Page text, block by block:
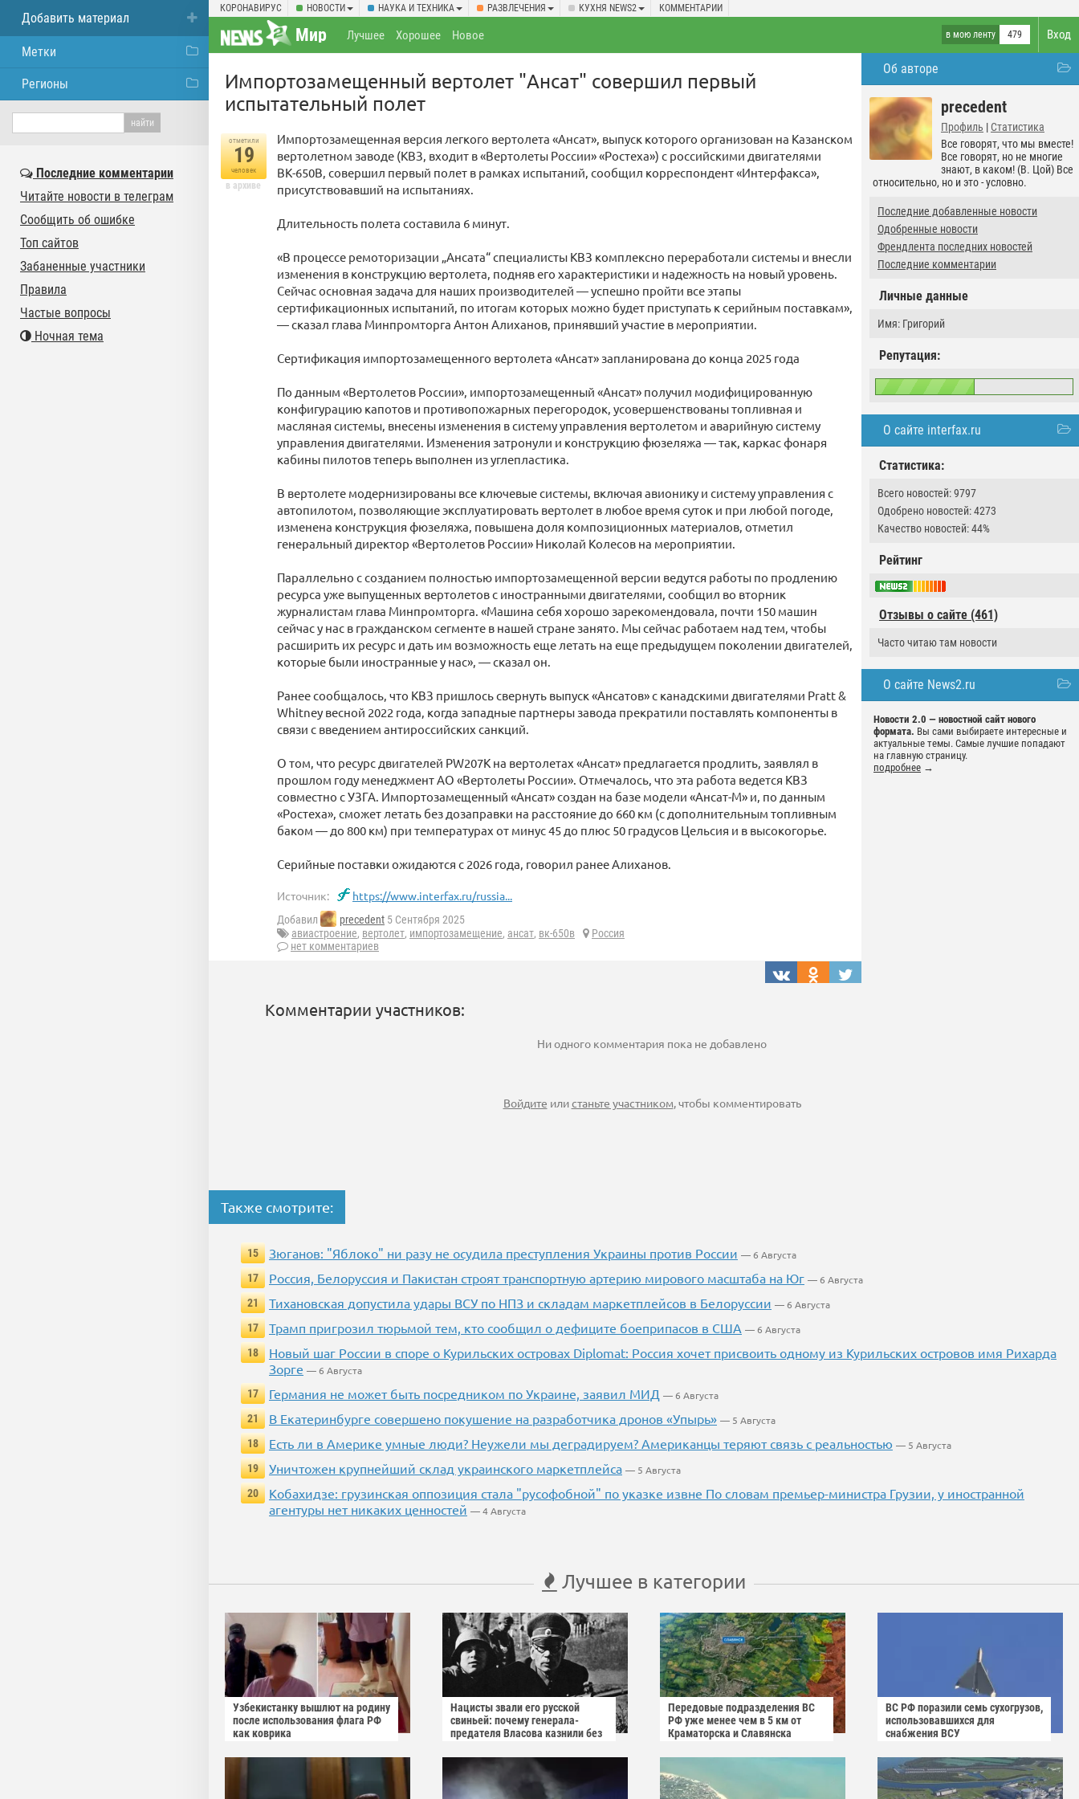
КОРОНАВИРУС НОВОСТИ НАУКА И ТЕХНИКА РАЗВЛЕЧЕНИЯ КУХНЯ NEWS2 КОММЕНТАРИИ
Вход
Мир в мою ленту 479
Лучшее Хорошее Новое
Об авторе
precedent
Профиль | Статистика
Все говорят, что мы вместе!
Все говорят, но не многие
знают, в каком! (В. Цой) Все
относительно, но и это - условно.
Последние добавленные новости
Одобренные новости
Френдлента последних новостей
Последние комментарии
Личные данные
Имя: Григорий
Репутация:
О сайте interfax.ru
Статистика:
Всего новостей: 9797
Одобрено новостей: 4273
Качество новостей: 44%
Рейтинг
Отзывы о сайте (461)
Часто читаю там новости
О сайте News2.ru
Новости 2.0 — новостной сайт нового
формата. Вы сами выбираете интересные и
актуальные темы. Самые лучшие попадают
на главную страницу.
подробнее →
Импортозамещенный вертолет "Ансат" совершил первый
испытательный полет
отметили
19
человек
в архиве
Импортозамещенная версия легкого вертолета «Ансат», выпуск которого организован на Казанском
вертолетном заводе (КВЗ, входит в «Вертолеты России» «Ростеха») с российскими двигателями
ВК-650В, совершил первый полет в рамках испытаний, сообщил корреспондент «Интерфакса»,
присутствовавший на испытаниях.
Длительность полета составила 6 минут.
«В процессе ремоторизации „Ансата“ специалисты КВЗ комплексно переработали системы и внесли
изменения в конструкцию вертолета, подняв его характеристики и надежность на новый уровень.
Сейчас основная задача для наших производителей — успешно пройти все этапы
сертификационных испытаний, по итогам которых можно будет приступать к серийным поставкам»,
— сказал глава Минпромторга Антон Алиханов, принявший участие в мероприятии.
Сертификация импортозамещенного вертолета «Ансат» запланирована до конца 2025 года
По данным «Вертолетов России», импортозамещенный «Ансат» получил модифицированную
конфигурацию капотов и противопожарных перегородок, усовершенствованы топливная и
масляная системы, внесены изменения в систему управления вертолетом и аварийную систему
управления двигателями. Изменения затронули и конструкцию фюзеляжа — так, каркас фонаря
кабины пилотов теперь выполнен из углепластика.
В вертолете модернизированы все ключевые системы, включая авионику и систему управления с
автопилотом, позволяющие эксплуатировать вертолет в любое время суток и при любой погоде,
изменена конструкция фюзеляжа, повышена доля композиционных материалов, отметил
генеральный директор «Вертолетов России» Николай Колесов на мероприятии.
Параллельно с созданием полностью импортозамещенной версии ведутся работы по продлению
ресурса уже выпущенных вертолетов с иностранными двигателями, сообщил во вторник
журналистам глава Минпромторга. «Машина себя хорошо зарекомендовала, почти 150 машин
сейчас у нас в гражданском сегменте в нашей стране занято. Мы сейчас работаем над тем, чтобы
расширить их ресурс и дать им возможность еще летать на еще предыдущем поколении двигателей,
которые были иностранные у нас», — сказал он.
Ранее сообщалось, что КВЗ пришлось свернуть выпуск «Ансатов» с канадскими двигателями Pratt &
Whitney весной 2022 года, когда западные партнеры завода прекратили поставлять компоненты в
связи с введением антироссийских санкций.
О том, что ресурс двигателей PW207К на вертолетах «Ансат» предлагается продлить, заявлял в
прошлом году менеджмент АО «Вертолеты России». Отмечалось, что эта работа ведется КВЗ
совместно с УЗГА. Импортозамещенный «Ансат» создан на базе модели «Ансат-М» и, по данным
«Ростеха», сможет летать без дозаправки на расстояние до 660 км (с дополнительным топливным
баком — до 800 км) при температурах от минус 45 до плюс 50 градусов Цельсия и в высокогорье.
Серийные поставки ожидаются с 2026 года, говорил ранее Алиханов.
Источник: https://www.interfax.ru/russia...
Добавил precedent 5 Сентября 2025
авиастроение, вертолет, импортозамещение, ансат, вк-650в
Россия
нет комментариев
Комментарии участников:
Ни одного комментария пока не добавлено
Войдите илистаньте участником, чтобы комментировать
Также смотрите:
15 Зюганов: "Яблоко" ни разу не осудила преступления Украины против России — 6 Августа
17
Россия, Белоруссия и Пакистан строят транспортную артерию мирового масштаба на Юг — 6 Августа
21
Тихановская допустила удары ВСУ по НПЗ и складам маркетплейсов в Белоруссии — 6 Августа
17
Трамп пригрозил тюрьмой тем, кто сообщил о дефиците боеприпасов в США — 6 Августа
18
Новый шаг России в споре о Курильских островах Diplomat: Россия хочет присвоить одному из Курильских островов имя Рихарда
Зорге — 6 Августа
17
Германия не может быть посредником по Украине, заявил МИД — 6 Августа
21
В Екатеринбурге совершено покушение на разработчика дронов «Упырь» — 5 Августа
18
Есть ли в Америке умные люди? Неужели мы деградируем? Американцы теряют связь с реальностью — 5 Августа
19
Уничтожен крупнейший склад украинского маркетплейса — 5 Августа
20
Кобахидзе: грузинская оппозиция стала "русофобной" по указке извне По словам премьер-министра Грузии, у иностранной
агентуры нет никаких ценностей — 4 Августа
Лучшее в категории
Узбекистанку вышлют на родину
после использования флага РФ
как коврика
Нацисты звали его русской
свиньей: почему генерала-
предателя Власова казнили без
Передовые подразделения ВС
РФ уже менее чем в 5 км от
Краматорска и Славянска
ВС РФ поразили семь сухогрузов,
использовавшихся для
снабжения ВСУ
Добавить материал
Метки
Регионы
Последние комментарии
Читайте новости в телеграм
Сообщить об ошибке
Топ сайтов
Забаненные участники
Правила
Частые вопросы
Ночная тема